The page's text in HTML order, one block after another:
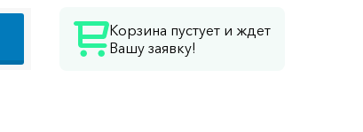
Корзина пустует и ждет
Вашу заявку!